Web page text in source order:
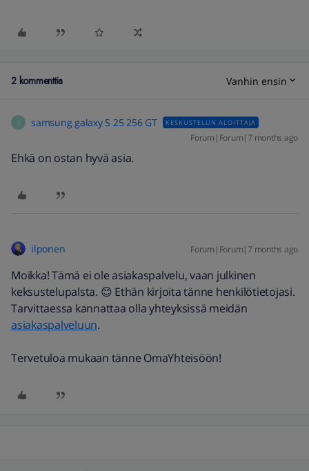
2 kommenttia Vanhin ensin
S samsung galaxy S 25 256 GT KESKUSTELUN ALOITTAJA
Forum|Forum|7 months ago
Ehkä on ostan hyvä asia.
ilponen Forum|Forum|7 months ago
Moikka! Tämä ei ole asiakaspalvelu, vaan julkinen
keksustelupalsta. 😊 Ethän kirjoita tänne henkilötietojasi.
Tarvittaessa kannattaa olla yhteyksissä meidän
asiakaspalveluun.
Tervetuloa mukaan tänne OmaYhteisöön!